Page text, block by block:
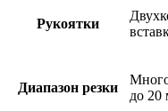
Рукоятки
Диапазон резки
до 20